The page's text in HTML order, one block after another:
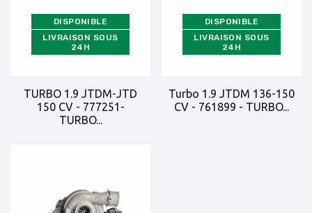
DISPONIBLE
LIVRAISON SOUS
24H
TURBO 1.9 JTDM-JTD
150 CV - 777251-
TURBO...
DISPONIBLE
LIVRAISON SOUS
24H
Turbo 1.9 JTDM 136-150
CV - 761899 - TURBO...